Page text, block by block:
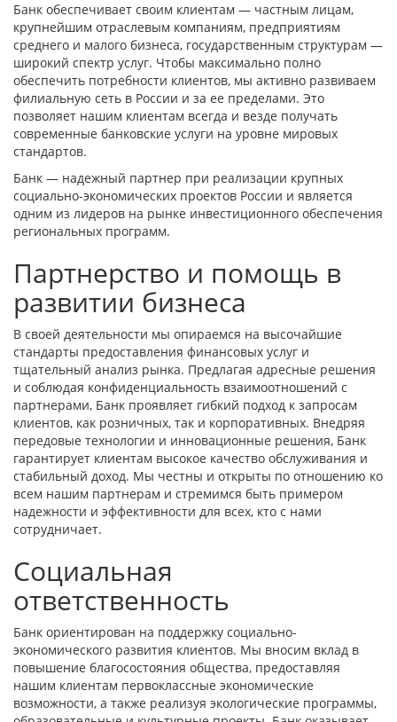
Банк обеспечивает своим клиентам — частным лицам,
крупнейшим отраслевым компаниям, предприятиям
среднего и малого бизнеса, государственным структурам —
широкий спектр услуг. Чтобы максимально полно
обеспечить потребности клиентов, мы активно развиваем
филиальную сеть в России и за ее пределами. Это
позволяет нашим клиентам всегда и везде получать
современные банковские услуги на уровне мировых
стандартов.
Банк — надежный партнер при реализации крупных
социально-экономических проектов России и является
одним из лидеров на рынке инвестиционного обеспечения
региональных программ.
Партнерство и помощь в
развитии бизнеса
В своей деятельности мы опираемся на высочайшие
стандарты предоставления финансовых услуг и
тщательный анализ рынка. Предлагая адресные решения
и соблюдая конфиденциальность взаимоотношений с
партнерами, Банк проявляет гибкий подход к запросам
клиентов, как розничных, так и корпоративных. Внедряя
передовые технологии и инновационные решения, Банк
гарантирует клиентам высокое качество обслуживания и
стабильный доход. Мы честны и открыты по отношению ко
всем нашим партнерам и стремимся быть примером
надежности и эффективности для всех, кто с нами
сотрудничает.
Социальная
ответственность
Банк ориентирован на поддержку социально-
экономического развития клиентов. Мы вносим вклад в
повышение благосостояния общества, предоставляя
нашим клиентам первоклассные экономические
возможности, а также реализуя экологические программы,